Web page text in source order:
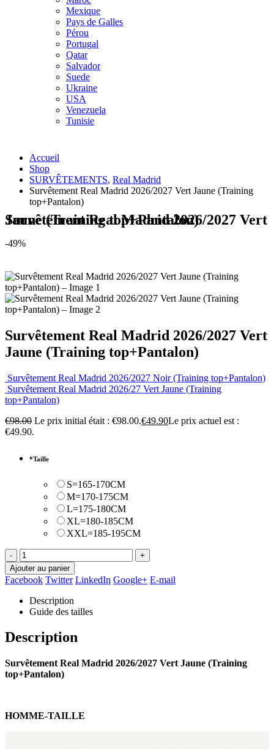
Mexique
Pays de Galles
Pérou
Portugal
Qatar
Salvador
Suede
Ukraine
USA
Venezuela
Tunisie
Accueil
Shop
SURVÊTEMENTS, Real Madrid
Survêtement Real Madrid 2026/2027 Vert Jaune (Training
top+Pantalon)
Survêtement Real Madrid 2026/2027 Vert Jaune (Training top+Pantalon)
-49%
Survêtement Real Madrid 2026/2027 Vert
Jaune (Training top+Pantalon)
Survêtement Real Madrid 2026/2027 Noir (Training top+Pantalon)
Survêtement Real Madrid 2026/27 Vert Jaune (Training
top+Pantalon)
€98.00 Le prix initial était : €98.00.€49.90Le prix actuel est :
€49.90.
*Taille
S=165-170CM
M=170-175CM
L=175-180CM
XL=180-185CM
XXL=185-195CM
-
+
Ajouter au panier
Facebook Twitter LinkedIn Google+ E-mail
Description
Guide des tailles
Description
Survêtement Real Madrid 2026/2027 Vert Jaune (Training
top+Pantalon)
HOMME-TAILLE